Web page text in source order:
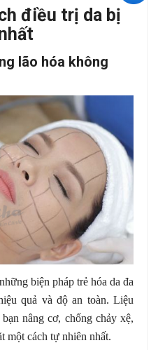
điều trị da bị
lão hóa không
biện pháp trẻ hóa da đa
quả và độ an toàn. Liệu
nâng cơ, chống chảy xệ,
một cách tự nhiên nhất.